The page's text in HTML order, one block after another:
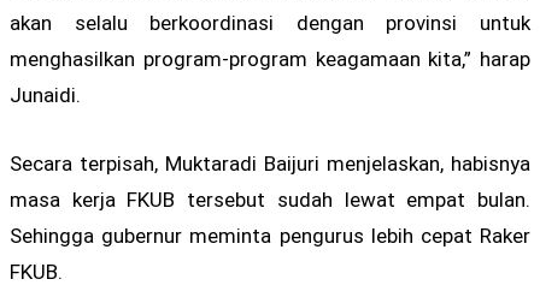
akan selalu berkoordinasi dengan provinsi untuk
menghasilkan program-program keagamaan kita,” harap
Junaidi.
Secara terpisah, Muktaradi Baijuri menjelaskan, habisnya
masa kerja FKUB tersebut sudah lewat empat bulan.
Sehingga gubernur meminta pengurus lebih cepat Raker
FKUB.